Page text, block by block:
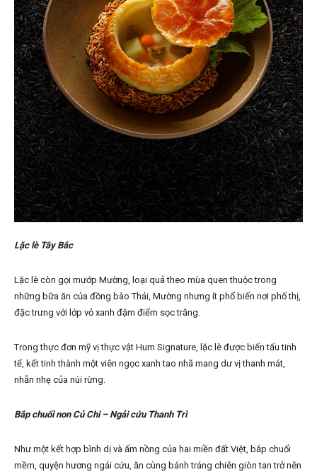
Lặc lè Tây Bắc
Lặc lè còn gọi mướp Mường, loại quả theo mùa quen thuộc trong
những bữa ăn của đồng bào Thái, Mường nhưng ít phổ biến nơi phố thị,
đặc trưng với lớp vỏ xanh đậm điểm sọc trắng.
Trong thực đơn mỹ vị thực vật Hum Signature, lặc lè được biến tấu tinh
tế, kết tinh thành một viên ngọc xanh tao nhã mang dư vị thanh mát,
nhẫn nhẹ của núi rừng.
Bắp chuối non CủChi – Ngải cứu Thanh Trì
Như một kết hợp bình dị và ấm nồng của hai miền đất Việt, bắp chuối
mềm, quyện hương ngải cứu, ăn cùng bánh tráng chiên giòn tan trở nên